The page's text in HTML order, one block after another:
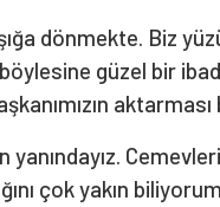
dönmekte. Biz
güzel bir
çok yakın